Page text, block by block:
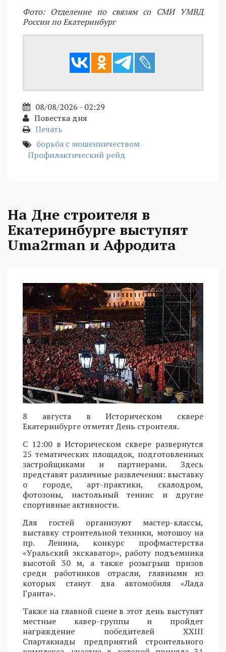
Фото: Отделение по связям со СМИ УМВД
России по Екатеринбург
08/08/2026 - 02:29
Повестка дня
Печать
борьба с мошенничеством
Профилактический рейд
На Дне строителя в
Екатеринбурге выступят
Uma2rman и Афродита
8 августа в Историческом сквере
Екатеринбурге отметят День строителя.
С 12:00 в Историческом сквере развернутся
25 тематических площадок, подготовленных
застройщиками и партнерами. Здесь
представят различные развлечения: выставку
о городе, арт-практики, скалодром,
фотозоны, настольный теннис и другие
спортивные активности.
Для гостей организуют мастер-классы,
выставку строительной техники, мотошоу на
пр. Ленина, конкурс профмастерства
«Уральский экскаватор», работу подъемника
высотой 30 м, а также розыгрыш призов
среди работников отрасли, главными из
которых станут два автомобиля «Лада
Гранта».
Также на главной сцене в этот день выступят
местные кавер-группы и пройдет
награждение победителей XXIII
Спартакиады предприятий строительного